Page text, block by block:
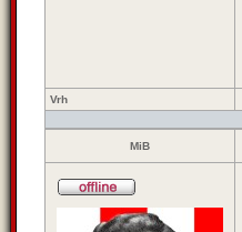
Vrh
MiB